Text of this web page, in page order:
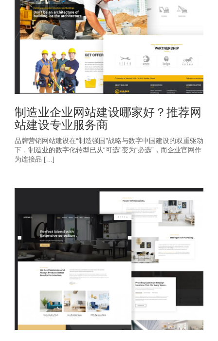
制造业企业网站建设哪家好？推荐网
站建设专业服务商
品牌营销网站建设在“制造强国”战略与数字中国建设的双重驱动
下，制造业的数字化转型已从“可选”变为“必选”，而企业官网作
为连接品 […]